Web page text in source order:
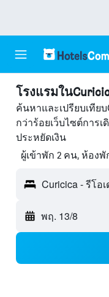
โรงแรมใน
ค้นหาและเปรียบเทีย
กว่าร้อยเว็บไซต์การ
ประหยัดเงิน
ผู้เข้าพัก 2 คน, ห้องพั
Curicica - รีโอ
พฤ. 13/8